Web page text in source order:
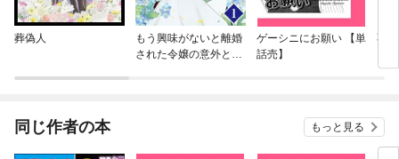
葬偽人
もう興味がないと離婚
された令嬢の意外と楽
ゲーシニにお願い 【単
話売】
不
同じ作者の本 もっと見る